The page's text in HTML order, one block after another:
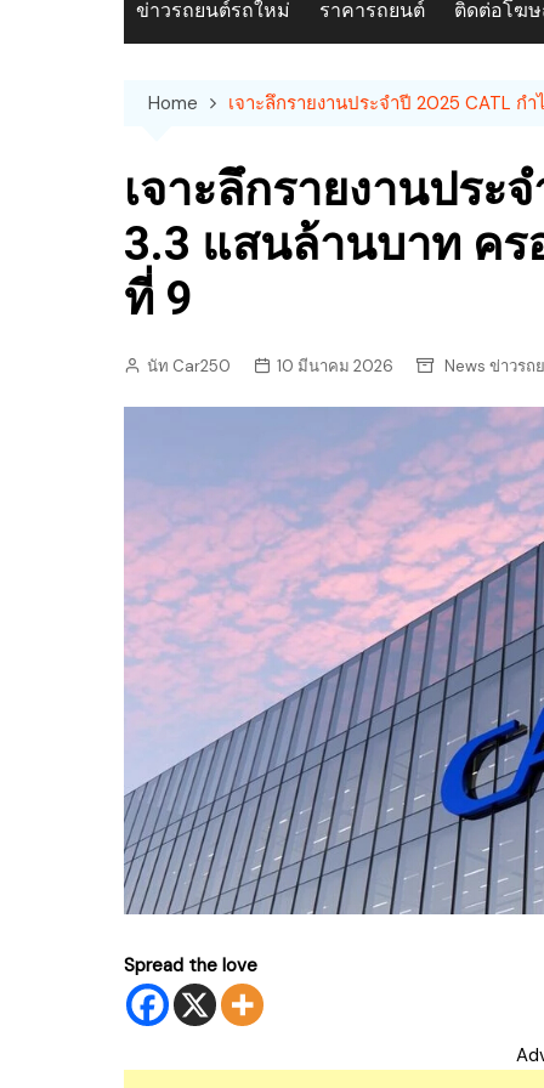
ข่าวรถยนต์รถใหม่ ราคารถยนต์ ติดต่อโฆ
Home เจาะลึกรายงานประจำปี 2025 CATL
เจาะลึกรายงานประ
3.3 แสนล้านบาท คร
ที่ 9
นัท Car250 10 มีนาคม 2026 News ข่าวรถ
Spread the love